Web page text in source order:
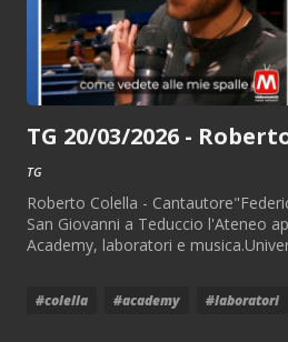
TG 20/03/2026 -
TG
Roberto Colella -
San Giovanni a Teduccio l'Ateneo
Academy, laboratori e
#colella #academy #laboratori